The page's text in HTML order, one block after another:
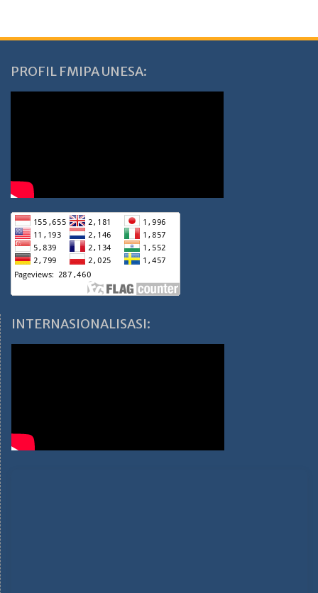
PROFIL FMIPA UNESA:
INTERNASIONALISASI: